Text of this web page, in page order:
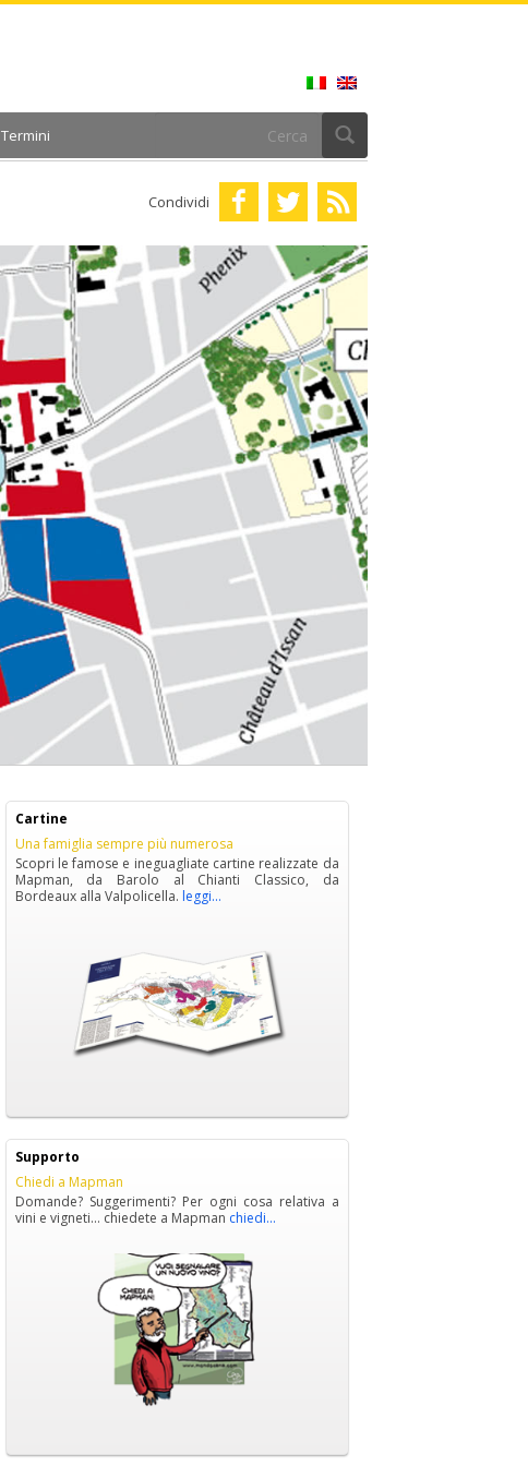
Termini
Condividi
Cartine
Una famiglia sempre più numerosa
Scopri le famose e ineguagliate cartine realizzate da
Mapman, da Barolo al Chianti Classico, da
Bordeaux alla Valpolicella. leggi...
Supporto
Chiedi a Mapman
Domande? Suggerimenti? Per ogni cosa relativa a
vini e vigneti… chiedete a Mapman chiedi...